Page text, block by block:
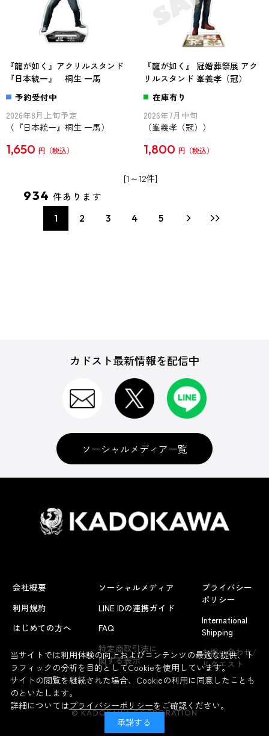
『龍が如く』アクリルスタンド
『日本統一』 桐生 一馬
予約受付中
2026年8月上旬予定
（『日本統一』桐生 一馬）
1,650 円
『龍が如く』 冠婚葬祭展 アク
リルスタンド 峯義孝（冠）
在庫有り
2026年7月中旬
（峯義孝（冠））
1,800 円
[1～12件]
934 件あります
1 2 3 4 5
カドスト最新情報を配信中
ソーシャルメディア一覧
会社概要
利用規約
はじめての方へ
ソーシャルメディア
LINE IDの連携ガイド
FAQ
特定商取引法に
関する表示
プライバシー
ポリシー
International
Shipping
お問い合わせ/
リクエスト
© KADOKAWA CORPORATION
当サイトでは利用体験の向上およびコンテンツの最適な提供、ト
ラフィックの分析を目的としてCookieを使用しています。
サイトの閲覧を継続された場合、Cookieの利用に同意したことも
のといたします。
詳細についてはプライバシーポリシーをご確認ください。
承諾する